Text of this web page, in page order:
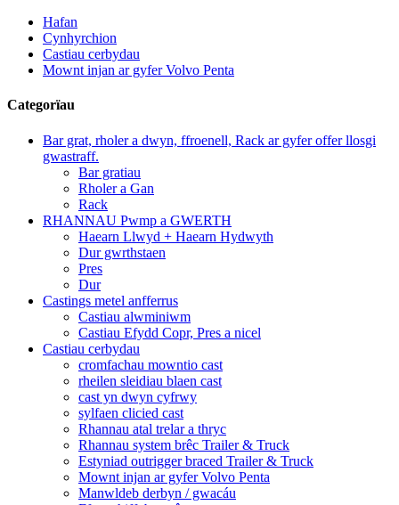
Hafan
Cynhyrchion
Castiau cerbydau
Mownt injan ar gyfer Volvo Penta
Categorïau
Bar grat, rholer a dwyn, ffroenell, Rack ar gyfer offer llosgi
gwastraff.
Bar gratiau
Rholer a Gan
Rack
RHANNAU Pwmp a GWERTH
Haearn Llwyd + Haearn Hydwyth
Dur gwrthstaen
Pres
Dur
Castings metel anfferrus
Castiau alwminiwm
Castiau Efydd Copr, Pres a nicel
Castiau cerbydau
cromfachau mowntio cast
rheilen sleidiau blaen cast
cast yn dwyn cyfrwy
sylfaen clicied cast
Rhannau atal trelar a thryc
Rhannau system brêc Trailer & Truck
Estyniad outrigger braced Trailer & Truck
Mownt injan ar gyfer Volvo Penta
Manwldeb derbyn / gwacáu